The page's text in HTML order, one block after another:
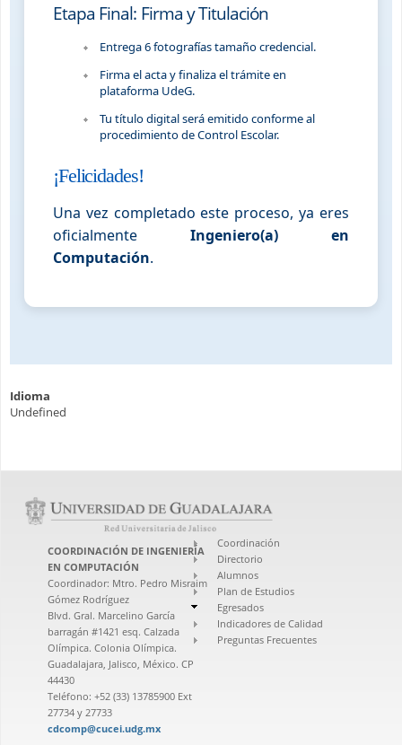
Etapa Final: Firma y Titulación
Entrega 6 fotografías tamaño credencial.
Firma el acta y finaliza el trámite en
plataforma UdeG.
Tu título digital será emitido conforme al
procedimiento de Control Escolar.
¡Felicidades!
Una vez completado este proceso, ya eres
oficialmente Ingeniero(a) en
Computación.
Idioma
Undefined
COORDINACIÓN DE INGENIERÍA
EN COMPUTACIÓN
Coordinador: Mtro. Pedro Misraim
Gómez Rodríguez
Blvd. Gral. Marcelino García
barragán #1421 esq. Calzada
Olímpica. Colonia Olímpica.
Guadalajara, Jalisco, México. CP
44430
Teléfono: +52 (33) 13785900 Ext
27734 y 27733
cdcomp@cucei.udg.mx
Coordinación
Directorio
Alumnos
Plan de Estudios
Egresados
Indicadores de Calidad
Preguntas Frecuentes